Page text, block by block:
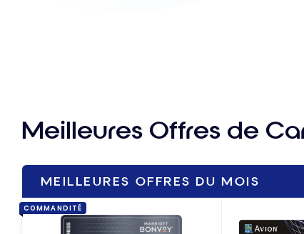
Meilleures Offres de
MEILLEURES OFFRES DU MOIS
COMMANDITÉ